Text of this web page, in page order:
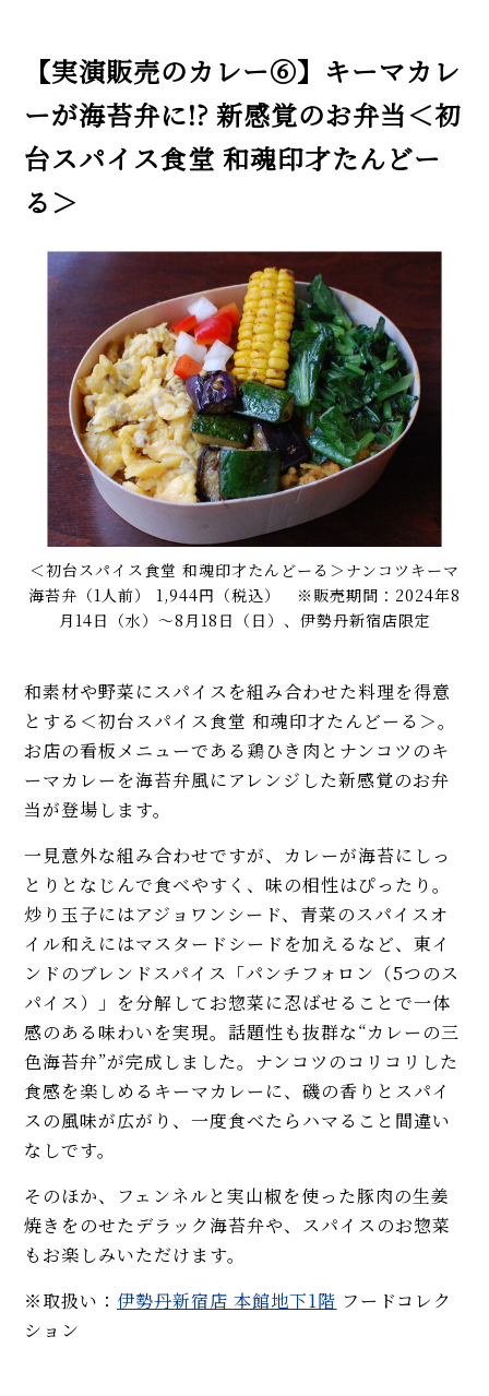
【実演販売のカレー⑥】キーマカレ
ーが海苔弁に!? 新感覚のお弁当＜初
台スパイス食堂 和魂印才たんどー
る＞
＜初台スパイス食堂 和魂印才たんどーる＞ナンコツキーマ
海苔弁（1人前） 1,944円（税込） ※販売期間：2024年8
月14日（水）～8月18日（日）、伊勢丹新宿店限定
和素材や野菜にスパイスを組み合わせた料理を得意
とする＜初台スパイス食堂 和魂印才たんどーる＞。
お店の看板メニューである鶏ひき肉とナンコツのキ
ーマカレーを海苔弁風にアレンジした新感覚のお弁
当が登場します。
一見意外な組み合わせですが、カレーが海苔にしっ
とりとなじんで食べやすく、味の相性はぴったり。
炒り玉子にはアジョワンシード、青菜のスパイスオ
イル和えにはマスタードシードを加えるなど、東イ
ンドのブレンドスパイス「パンチフォロン（5つのス
パイス）」を分解してお惣菜に忍ばせることで一体
感のある味わいを実現。話題性も抜群な“カレーの三
色海苔弁”が完成しました。ナンコツのコリコリした
食感を楽しめるキーマカレーに、磯の香りとスパイ
スの風味が広がり、一度食べたらハマること間違い
なしです。
そのほか、フェンネルと実山椒を使った豚肉の生姜
焼きをのせたデラック海苔弁や、スパイスのお惣菜
もお楽しみいただけます。
※取扱い： 伊勢丹新宿店 本館地下1階 フードコレク
ション